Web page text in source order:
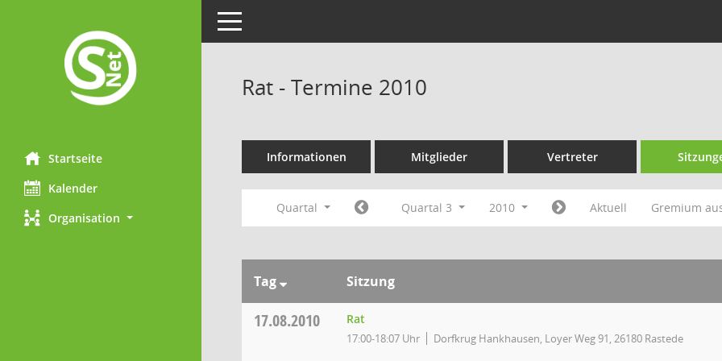
Startseite
Kalender
Organisation
Toggle navigation
Rat - Termine 2010
Informationen Mitglieder Vertreter
Quartal Quartal 3 2010 Aktuell Gremium
Tag Sitzung
17.08.2010 Rat
17:00-18:07 Uhr Dorfkrug Hankhausen, Loyer Weg 91, 26180 Rastede